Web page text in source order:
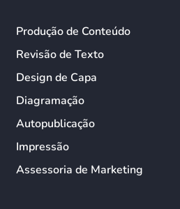
Produção de Conteúdo
Revisão de Texto
Design de Capa
Diagramação
Autopublicação
Impressão
Assessoria de Marketing